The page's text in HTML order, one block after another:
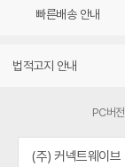
빠른배송 안내
법적고지 안내
PC버전
(주) 커넥트웨이브